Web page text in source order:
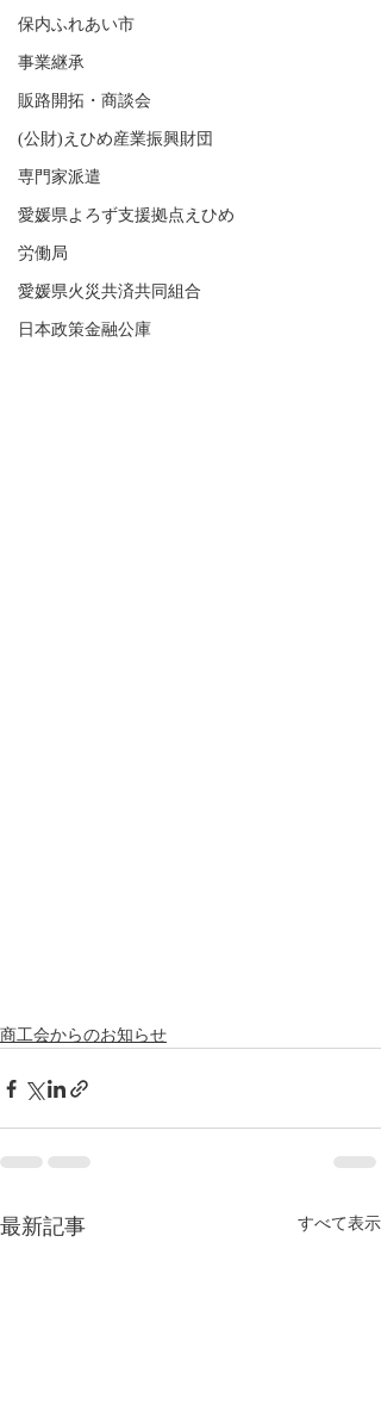
保内ふれあい市
事業継承
販路開拓・商談会
(公財)えひめ産業振興財団
専門家派遣
愛媛県よろず支援拠点えひめ
労働局
愛媛県火災共済共同組合
日本政策金融公庫
商工会からのお知らせ
最新記事 すべて表示